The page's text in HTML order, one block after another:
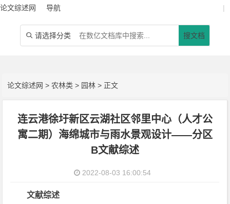
论文综述网 导航 |
 请选择分类 搜文档
论文综述网 >农林类 > 园林 > 正文
连云港徐圩新区云湖社区邻里中心（人才公
寓二期）海绵城市与雨水景观设计——分区
B文献综述
2022-08-03 16:00:54
文献综述